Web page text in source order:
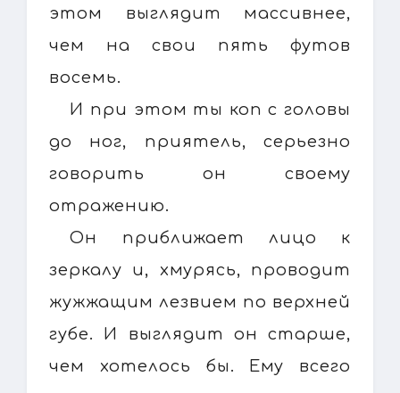
этом выглядит массивнее,
чем на свои пять футов
восемь.
И при этом ты коп с головы
до ног, приятель, серьезно
говорить он своему
отражению.
Он приближает лицо к
зеркалу и, хмурясь, проводит
жужжащим лезвием по верхней
губе. И выглядит он старше,
чем хотелось бы. Ему всего